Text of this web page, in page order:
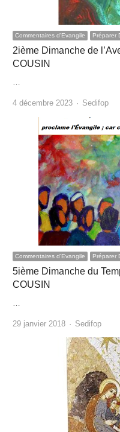
Commentaires d'Evangile Préparer
2ième Dimanche de
COUSIN
4 décembre 2023 Author
Sedifop
Commentaires d'Evangile Préparer
5ième Dimanche du
COUSIN
29 janvier 2018 Author
Sedifop